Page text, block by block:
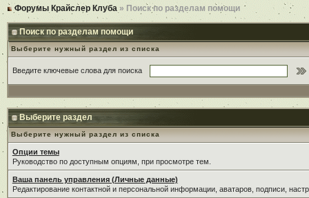
Форумы Крайслер Клуба » Поиск по разделам помощи
Поиск по разделам помощи
Выберите нужный раздел из списка
Введите ключевые слова для поиска
Выберите раздел
Выберите нужный раздел из списка
Опции темы
Руководство по доступным опциям, при просмотре тем.
Ваша панель управления (Личные данные)
Редактирование контактной и персональной информации, аватаров, подписи,